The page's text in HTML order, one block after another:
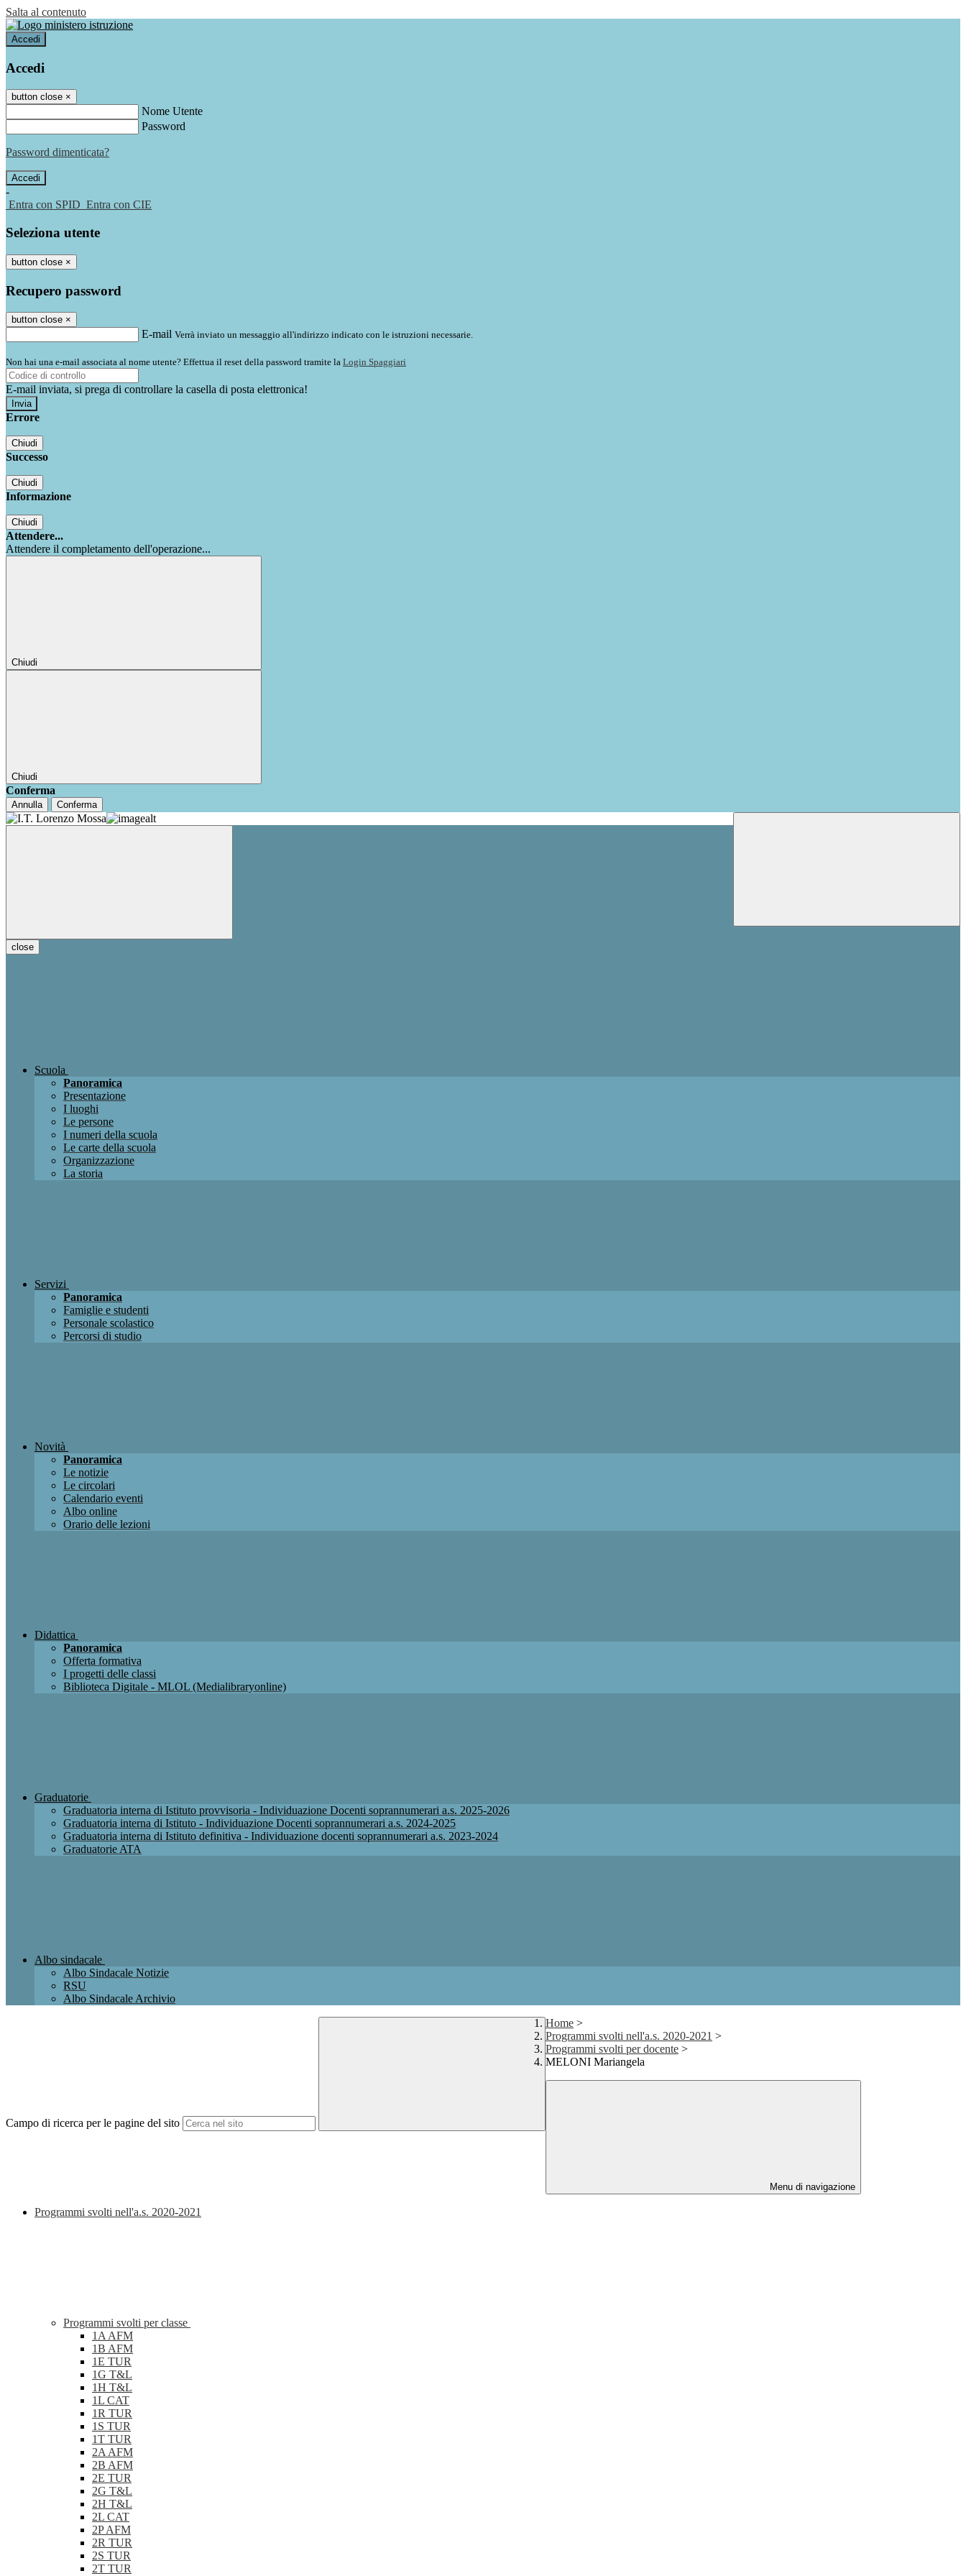
Salta al contenuto
Accedi
Accedi
button close ×
Nome Utente
Password
Password dimenticata?
-
Entra con SPID Entra con CIE
Seleziona utente
button close ×
Recupero password
button close ×
E-mail Verrà inviato un messaggio all'indirizzo indicato con le istruzioni necessarie.
Non hai una e-mail associata al nome utente? Effettua il reset della password tramite la Login Spaggiari
E-mail inviata, si prega di controllare la casella di posta elettronica!
Errore
Chiudi
Successo
Chiudi
Informazione
Chiudi
Attendere...
Attendere il completamento dell'operazione...
Chiudi
Chiudi
Conferma
Annulla Conferma
close
Scuola
Panoramica
Presentazione
I luoghi
Le persone
I numeri della scuola
Le carte della scuola
Organizzazione
La storia
Servizi
Panoramica
Famiglie e studenti
Personale scolastico
Percorsi di studio
Novità
Panoramica
Le notizie
Le circolari
Calendario eventi
Albo online
Orario delle lezioni
Didattica
Panoramica
Offerta formativa
I progetti delle classi
Biblioteca Digitale - MLOL (Medialibraryonline)
Graduatorie
Graduatoria interna di Istituto provvisoria - Individuazione Docenti soprannumerari a.s. 2025-2026
Graduatoria interna di Istituto - Individuazione Docenti soprannumerari a.s. 2024-2025
Graduatoria interna di Istituto definitiva - Individuazione docenti soprannumerari a.s. 2023-2024
Graduatorie ATA
Albo sindacale
Albo Sindacale Notizie
RSU
Albo Sindacale Archivio
Campo di ricerca per le pagine del sito
Home >
Programmi svolti nell'a.s. 2020-2021 >
Programmi svolti per docente >
MELONI Mariangela
Menu di navigazione
Programmi svolti nell'a.s. 2020-2021
Programmi svolti per classe
1A AFM
1B AFM
1E TUR
1G T&L
1H T&L
1L CAT
1R TUR
1S TUR
1T TUR
2A AFM
2B AFM
2E TUR
2G T&L
2H T&L
2L CAT
2P AFM
2R TUR
2S TUR
2T TUR